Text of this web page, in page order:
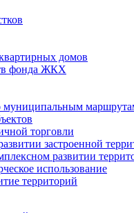
домов
фонда ЖКХ
муниципальным
торговли
застроенной
развитии
использование
территорий